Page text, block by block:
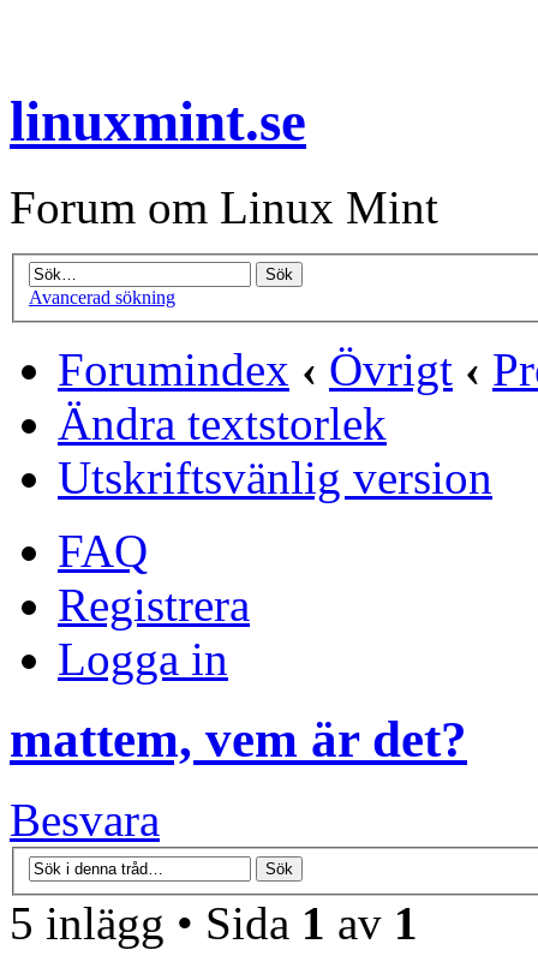
linuxmint.se
Forum om Linux Mint
Avancerad sökning
Forumindex ‹ Övrigt ‹
Ändra textstorlek
Utskriftsvänlig version
FAQ
Registrera
Logga in
mattem, vem är det?
Besvara
5 inlägg • Sida 1 av 1